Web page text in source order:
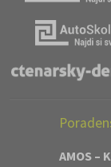
AMOS –